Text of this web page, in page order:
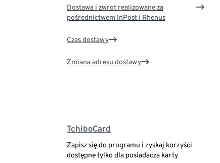
Dostawa i zwrot realizowane za
pośrednictwem InPost i Rhenus
Czas dostawy
Zmiana adresu dostawy
TchiboCard
Zapisz się do programu i zyskaj korzyści
dostępne tylko dla posiadacza karty